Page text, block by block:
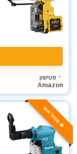
פטישון
Amazon
🔥 מחיר אש